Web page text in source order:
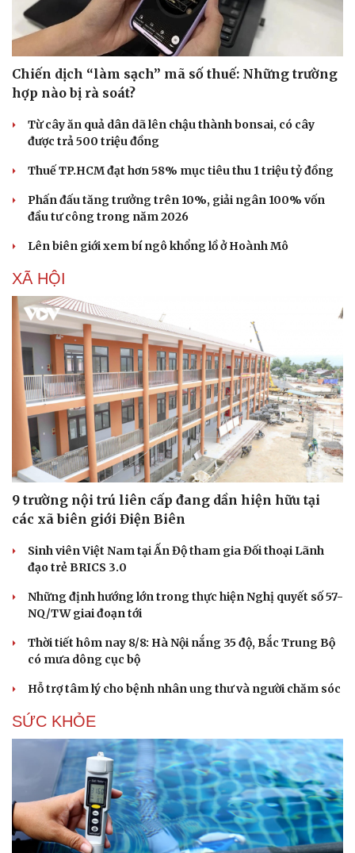
Du lịch
Tư vấn
check-in
Podcast
Cửa sổ tình yêu
Chiến dịch “làm sạch” mã số thuế: Những trường
hợp nào bị rà soát?
Từ cây ăn quả dân dã lên chậu thành bonsai, có cây
được trả 500 triệu đồng
Thuế TP.HCM đạt hơn 58% mục tiêu thu 1 triệu tỷ đồng
Phấn đấu tăng trưởng trên 10%, giải ngân 100% vốn
đầu tư công trong năm 2026
Lên biên giới xem bí ngô khổng lồ ở Hoành Mô
XÃ HỘI
9 trường nội trú liên cấp đang dần hiện hữu tại
các xã biên giới Điện Biên
Sinh viên Việt Nam tại Ấn Độ tham gia Đối thoại Lãnh
đạo trẻ BRICS 3.0
Những định hướng lớn trong thực hiện Nghị quyết số 57-
NQ/TW giai đoạn tới
Thời tiết hôm nay 8/8: Hà Nội nắng 35 độ, Bắc Trung Bộ
có mưa dông cục bộ
Hỗ trợ tâm lý cho bệnh nhân ung thư và người chăm sóc
SỨC KHỎE